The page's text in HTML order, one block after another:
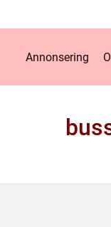
Annonsering